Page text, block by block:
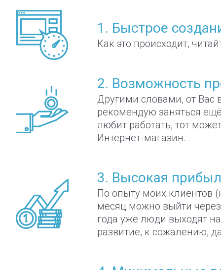
1. Быстрое
Как это происходит,
2. Возможность
Другими словами, от Вас
рекомендую заняться
любит работать, тот
Интернет-магазин.
3. Высокая
По опыту моих клиентов
месяц можно выйти
года уже люди выходят
развитие, к сожалению,